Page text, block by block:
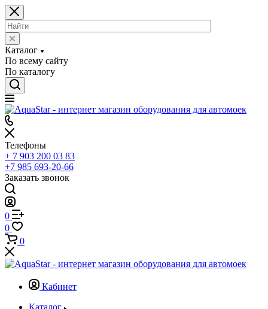
Каталог
По всему сайту
По каталогу
Телефоны
+ 7 903 200 03 83
+7 985 693-20-66
Заказать звонок
0
0
0
Кабинет
Каталог